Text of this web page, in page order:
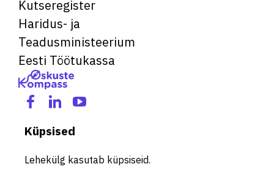
Kutseregister
Haridus- ja
Teadusministeerium
Eesti Töötukassa
Küpsised
Lehekülg kasutab küpsiseid.